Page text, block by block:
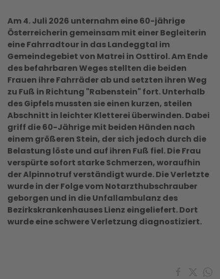
Am 4. Juli 2026 unternahm eine 60-jährige
Österreicherin gemeinsam mit einer Begleiterin
eine Fahrradtour in das Landeggtal im
Gemeindegebiet von Matrei in Osttirol. Am Ende
des befahrbaren Weges stellten die beiden
Frauen ihre Fahrräder ab und setzten ihren Weg
zu Fuß in Richtung "Rabenstein" fort. Unterhalb
des Gipfels mussten sie einen kurzen, steilen
Abschnitt in leichter Kletterei überwinden. Dabei
griff die 60-Jährige mit beiden Händen nach
einem größeren Stein, der sich jedoch durch die
Belastung löste und auf ihren Fuß fiel. Die Frau
verspürte sofort starke Schmerzen, woraufhin
der Alpinnotruf verständigt wurde. Die Verletzte
wurde in der Folge vom Notarzthubschrauber
geborgen und in die Unfallambulanz des
Bezirkskrankenhauses Lienz eingeliefert. Dort
wurde eine schwere Verletzung diagnostiziert.